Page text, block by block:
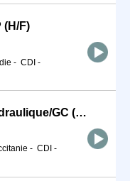
(H/F)
- CDI -
Responsable d'affaire Infra hydraulique/GC (F/H) (H/F)
- CDI -